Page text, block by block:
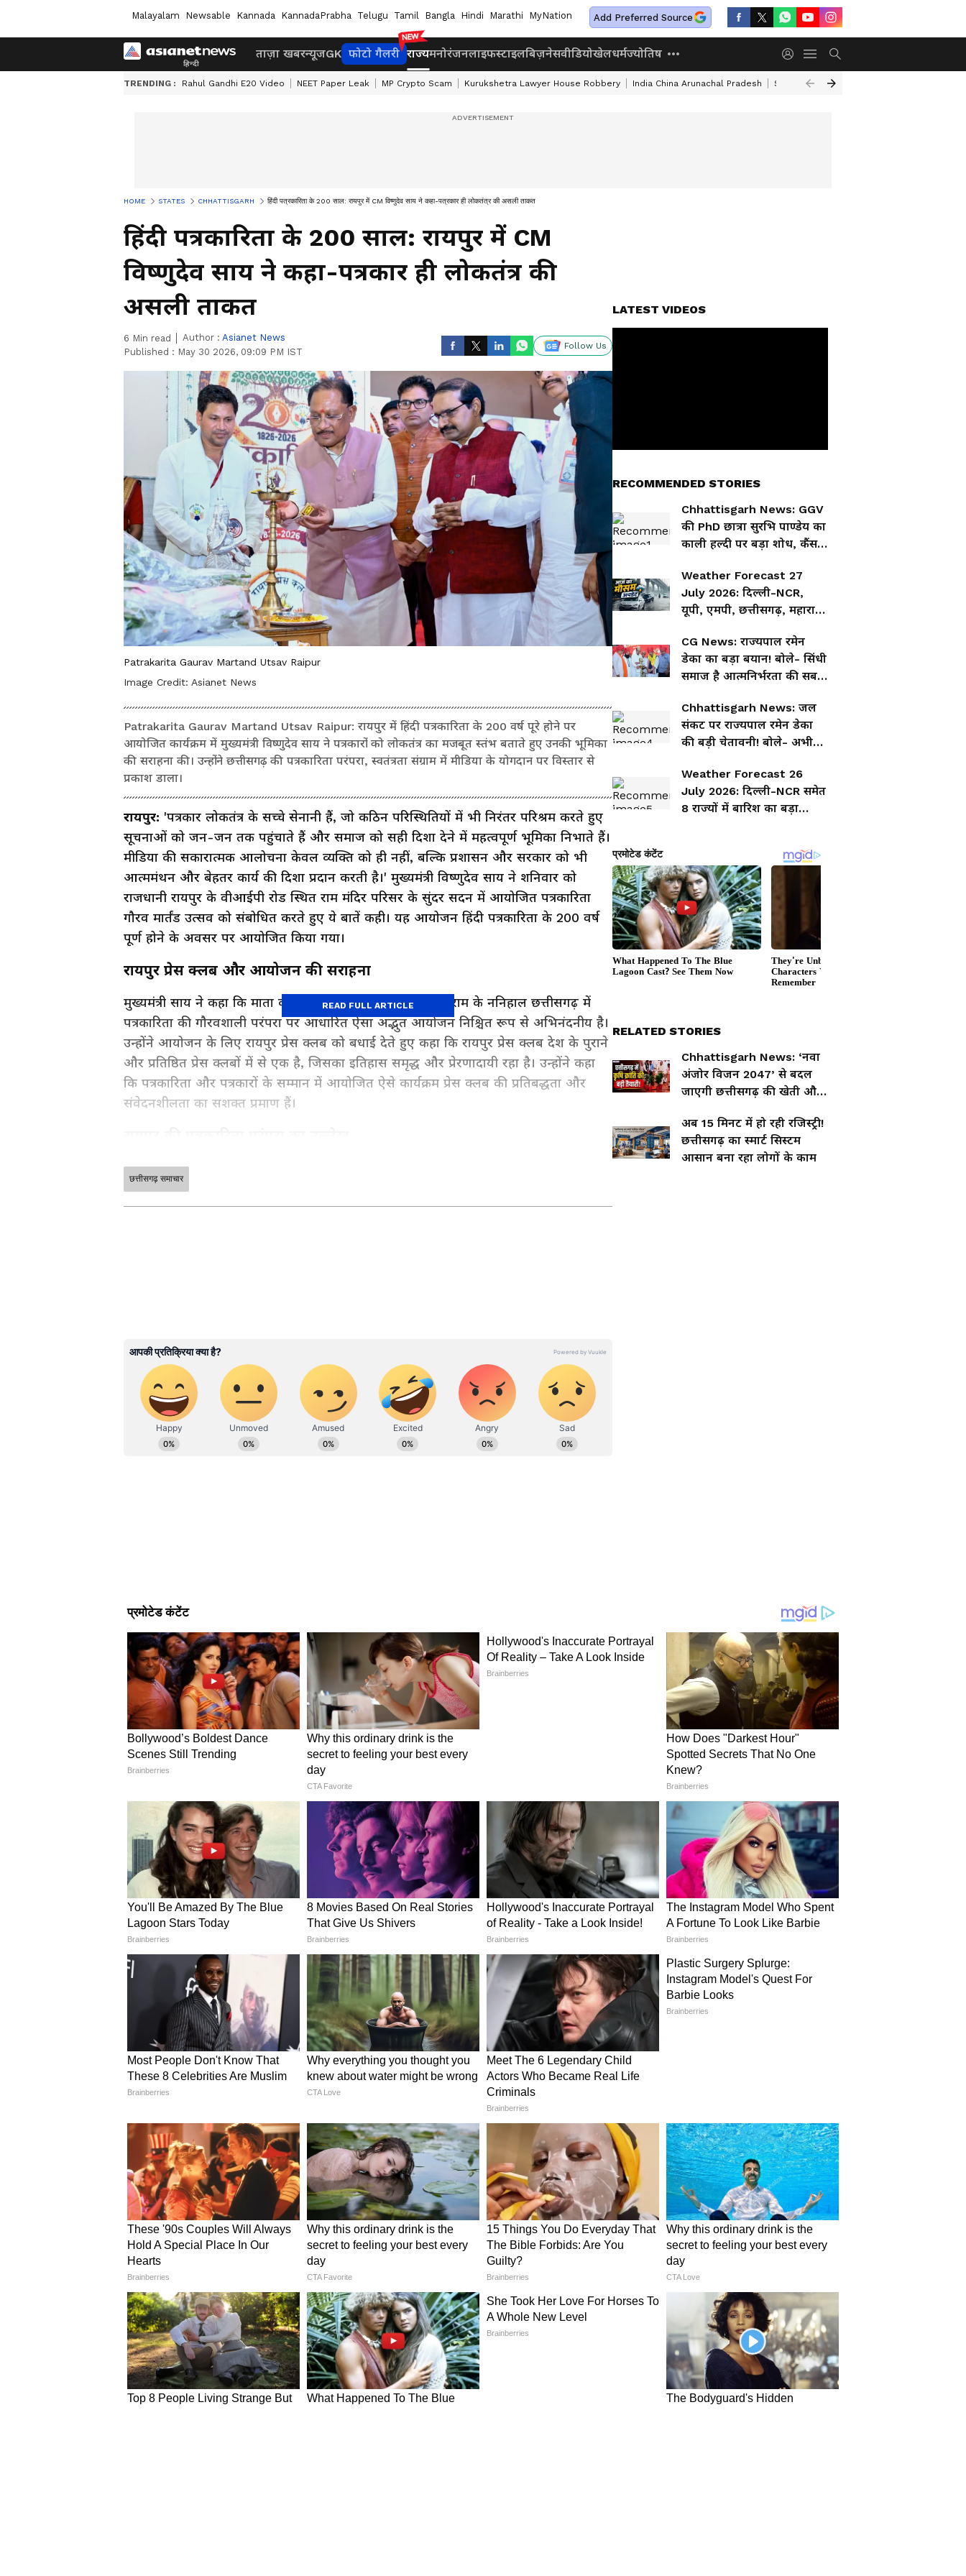
Malayalam Newsable Kannada KannadaPrabha Telugu Tamil Bangla Hindi Marathi MyNation Add Preferred Source
ताज़ा खबरन्यूजGK फोटो गैलरी राज्यमनोरंजनलाइफस्टाइलबिज़नेसवीडियोखेलधर्मज्योतिष
TRENDING : Rahul Gandhi E20 Video NEET Paper Leak MP Crypto Scam Kurukshetra Lawyer House Robbery India China Arunachal Pradesh Saudi Turkey Pakistan Defense Pact
HOME STATES CHHATTISGARH हिंदी पत्रकारिता के 200 साल: रायपुर में CM विष्णुदेव साय ने कहा-पत्रकार ही लोकतंत्र की असली ताकत
हिंदी पत्रकारिता के 200 साल: रायपुर में CM
विष्णुदेव साय ने कहा-पत्रकार ही लोकतंत्र की
असली ताकत
6 Min read Author : Asianet News
Published : May 30 2026, 09:09 PM IST
Follow Us
Patrakarita Gaurav Martand Utsav Raipur
Image Credit: Asianet News
Patrakarita Gaurav Martand Utsav Raipur: रायपुर में हिंदी पत्रकारिता के 200 वर्ष पूरे होने पर
आयोजित कार्यक्रम में मुख्यमंत्री विष्णुदेव साय ने पत्रकारों को लोकतंत्र का मजबूत स्तंभ बताते हुए उनकी भूमिका
की सराहना की। उन्होंने छत्तीसगढ़ की पत्रकारिता परंपरा, स्वतंत्रता संग्राम में मीडिया के योगदान पर विस्तार से
प्रकाश डाला।
रायपुर: 'पत्रकार लोकतंत्र के सच्चे सेनानी हैं, जो कठिन परिस्थितियों में भी निरंतर परिश्रम करते हुए
सूचनाओं को जन-जन तक पहुंचाते हैं और समाज को सही दिशा देने में महत्वपूर्ण भूमिका निभाते हैं।
मीडिया की सकारात्मक आलोचना केवल व्यक्ति को ही नहीं, बल्कि प्रशासन और सरकार को भी
आत्ममंथन और बेहतर कार्य की दिशा प्रदान करती है।' मुख्यमंत्री विष्णुदेव साय ने शनिवार को
राजधानी रायपुर के वीआईपी रोड स्थित राम मंदिर परिसर के सुंदर सदन में आयोजित पत्रकारिता
गौरव मार्तंड उत्सव को संबोधित करते हुए ये बातें कही। यह आयोजन हिंदी पत्रकारिता के 200 वर्ष
पूर्ण होने के अवसर पर आयोजित किया गया।
रायपुर प्रेस क्लब और आयोजन की सराहना
मुख्यमंत्री साय ने कहा कि माता कौशल्या की धरती और भगवान श्रीराम के ननिहाल छत्तीसगढ़ में
पत्रकारिता की गौरवशाली परंपरा पर आधारित ऐसा अद्भुत आयोजन निश्चित रूप से अभिनंदनीय है।
उन्होंने आयोजन के लिए रायपुर प्रेस क्लब को बधाई देते हुए कहा कि रायपुर प्रेस क्लब देश के पुराने
और प्रतिष्ठित प्रेस क्लबों में से एक है, जिसका इतिहास समृद्ध और प्रेरणादायी रहा है। उन्होंने कहा
कि पत्रकारिता और पत्रकारों के सम्मान में आयोजित ऐसे कार्यक्रम प्रेस क्लब की प्रतिबद्धता और
संवेदनशीलता का सशक्त प्रमाण हैं।
को अनेक शिखर पुरुष दिए हैं। उन्होंने मधुकर खेर, मायाराम सुरजन, ललित सुरजन, रमेश नैय्यर और
Related Articles
उन्होंने कहा कि 30 मई 1826 को कोलकाता से श्री जुगल किशोर शुक्ल द्वारा प्रकाशित देश के प्रथम
हिंदी समाचार पत्र उदंत मार्तंड ने भारतीय पत्रकारिता की मजबूत नींव रखी। हिंदी पत्रकारिता के दो सौ
वर्षों की यह गौरवशाली यात्रा देशवासियों के लिए गर्व का विषय है।
सनातन परंपरा और पत्रकारिता
उन्होंने भारतीय सनातन परंपरा का उल्लेख करते हुए कहा कि देवर्षि नारद को आदि पत्रकार माना
जाता है और इसी कारण पत्रकार बंधु नारद जयंती को सम्मानपूर्वक मनाते हैं। उन्होंने कहा कि यह
अत्यंत रोचक और प्रेरक तथ्य है कि उदंत मार्तंड का प्रकाशन भी नारद जयंती के दिन आरंभ हुआ,
जो इस बात का प्रतीक है कि भारतीय पत्रकारिता की जड़ें हमारी सांस्कृतिक चेतना और सनातन
मूल्यों से गहराई से जुड़ी रही हैं। उन्होंने कहा कि भारतीय पत्रकारिता ने राष्ट्रवादी चेतना को स्वर देने में
ऐतिहासिक भूमिका निभाई है।
स्वतंत्रता संग्राम और पत्रकारिता की भूमिका
सीएम ने कहा कि महात्मा गांधी, लोकमान्य बाल गंगाधर तिलक, माधवराव सप्रे और सुभाषचंद्र बोस
सहित अनेक स्वतंत्रता संग्राम सेनानियों ने पत्रकारिता को सामाजिक जागरण और राष्ट्रीय चेतना के
माध्यम के रूप में उपयोग किया। उन्होंने कहा कि जब भी भारतीय पत्रकारिता का गौरवशाली इतिहास
लिखा जाएगा, तब छत्तीसगढ़ का नाम स्वर्णिम अक्षरों में दर्ज होगा। उन्होंने मां भारती के सपूत
माधवराव सप्रे का विशेष उल्लेख करते हुए कहा कि उन्होंने छत्तीसगढ़ से छत्तीसगढ़ मित्र का संपादन
कर स्वतंत्रता आंदोलन के दौरान लोगों को जागृत और संगठित करने में महत्वपूर्ण योगदान दिया।
अटल बिहारी वाजपेयी और पत्रकारिता
मुख्यमंत्री साय ने कहा कि पत्रकारिता की चर्चा जब भी होगी, तब भारत रत्न पूर्व प्रधानमंत्री स्वर्गीय
अटल बिहारी वाजपेयी का स्मरण स्वाभाविक रूप से होगा। उन्होंने कहा कि अटल जी ने अपनी
पत्रकारिता के माध्यम से राष्ट्रवाद और राष्ट्रीय चेतना की जो अलख जगाई, उसने स्वतंत्र भारत में लाखों
लोगों को प्रेरित किया। स्वदेश और राष्ट्रधर्म जैसे प्रकाशनों ने राष्ट्र चेतना और राष्ट्रीय अस्मिता को जन-
केंद्र और राज्य की योजनाएं और मीडिया की भूमिका
सीएम ने कहा कि प्रधानमंत्री नरेंद्र मोदी के नेतृत्व में राज्य सरकार ने मोदी की गारंटियों को धरातल
पर उतारने का कार्य किया है और प्रदेश की अनेक जनकल्याणकारी योजनाओं को जन-जन तक
पहुंचाने में मीडिया की भूमिका अत्यंत महत्वपूर्ण रही है। उन्होंने विशेष रूप से नक्सलवाद उन्मूलन का
उल्लेख करते हुए कहा कि प्रधानमंत्री श्री नरेंद्र मोदी और केंद्रीय गृह मंत्री श्री अमित शाह के नेतृत्व,
सुरक्षा बलों के अदम्य साहस तथा जनसहभागिता के साथ-साथ पत्रकारों की महत्वपूर्ण भूमिका के
कारण प्रदेश में शांति और विकास का वातावरण मजबूत हुआ है।
बस्तर में बदलाव और विकास
मुख्यमंत्री ने कहा कि हिंसा और भटकाव के रास्ते पर जाने वाले लोगों को शांति, विकास और
मुख्यधारा की ओर प्रेरित करने में पत्रकारों ने बड़ी भूमिका निभाई है। उन्होंने कहा कि आज जब
मीडिया बस्तर में हो रहे सकारात्मक बदलाव, विकास, पर्यटन, प्राकृतिक सौंदर्य और बढ़ती
संभावनाओं की खबरें सामने लाता है, तब देश और दुनिया में छत्तीसगढ़ की नई पहचान बनती है। जो
बस्तर कभी बंदूक और हिंसा की खबरों से पहचाना जाता था, आज वही बस्तर पर्यटन, प्रकृति और
READ FULL ARTICLE
छत्तीसगढ़ की सरकारी योजनाएं, शिक्षा-रोजगार अपडेट्स, नक्सल क्षेत्र समाचार और स्थानीय
opinion pieces, Asianet News remains your reliable source for comprehensive and
credible content.Stay connected with Asianet News for stories that matter
छत्तीसगढ़ समाचार
LATEST VIDEOS
RECOMMENDED STORIES
Chhattisgarh News: GGV
की PhD छात्रा सुरभि पाण्डेय का
काली हल्दी पर बड़ा शोध, कैंसर
Weather Forecast 27
July 2026: दिल्ली-NCR,
यूपी, एमपी, छत्तीसगढ़, महाराष्ट्र,
में बारिश-तूफान, कई राज्यों में
अलर्ट
CG News: राज्यपाल रमेन
डेका का बड़ा बयान! बोले- सिंधी
समाज है आत्मनिर्भरता की सबसे
Chhattisgarh News: जल
संकट पर राज्यपाल रमेन डेका
की बड़ी चेतावनी! बोले- अभी
मुश्किल
Weather Forecast 26
July 2026: दिल्ली-NCR समेत
8 राज्यों में बारिश का बड़ा
RELATED STORIES
Chhattisgarh News: ‘नवा
अंजोर विजन 2047’ से बदल
जाएगी छत्तीसगढ़ की खेती और
अब 15 मिनट में हो रही रजिस्ट्री!
छत्तीसगढ़ का स्मार्ट सिस्टम
आसान बना रहा लोगों के काम